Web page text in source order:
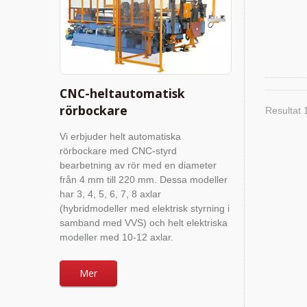
CNC-heltautomatisk
rörbockare
Vi erbjuder helt automatiska
rörbockare med CNC-styrd
bearbetning av rör med en diameter
från 4 mm till 220 mm. Dessa modeller
har 3, 4, 5, 6, 7, 8 axlar
(hybridmodeller med elektrisk styrning i
samband med VVS) och helt elektriska
modeller med 10-12 axlar.
Mer
Resultat